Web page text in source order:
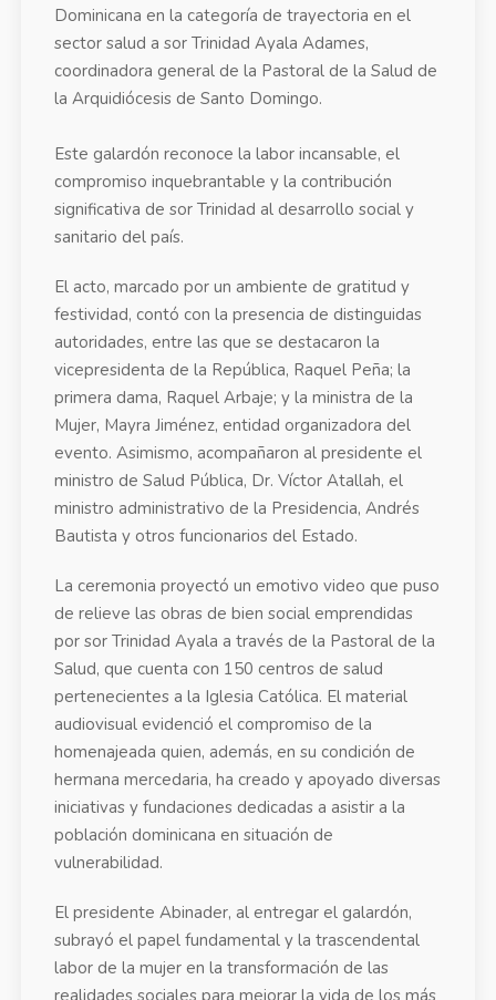
Dominicana en la categoría de trayectoria en el
sector salud a sor Trinidad Ayala Adames,
coordinadora general de la Pastoral de la Salud de
la Arquidiócesis de Santo Domingo.
Este galardón reconoce la labor incansable, el
compromiso inquebrantable y la contribución
significativa de sor Trinidad al desarrollo social y
sanitario del país.
El acto, marcado por un ambiente de gratitud y
festividad, contó con la presencia de distinguidas
autoridades, entre las que se destacaron la
vicepresidenta de la República, Raquel Peña; la
primera dama, Raquel Arbaje; y la ministra de la
Mujer, Mayra Jiménez, entidad organizadora del
evento. Asimismo, acompañaron al presidente el
ministro de Salud Pública, Dr. Víctor Atallah, el
ministro administrativo de la Presidencia, Andrés
Bautista y otros funcionarios del Estado.
La ceremonia proyectó un emotivo video que puso
de relieve las obras de bien social emprendidas
por sor Trinidad Ayala a través de la Pastoral de la
Salud, que cuenta con 150 centros de salud
pertenecientes a la Iglesia Católica. El material
audiovisual evidenció el compromiso de la
homenajeada quien, además, en su condición de
hermana mercedaria, ha creado y apoyado diversas
iniciativas y fundaciones dedicadas a asistir a la
población dominicana en situación de
vulnerabilidad.
El presidente Abinader, al entregar el galardón,
subrayó el papel fundamental y la trascendental
labor de la mujer en la transformación de las
realidades sociales para mejorar la vida de los más